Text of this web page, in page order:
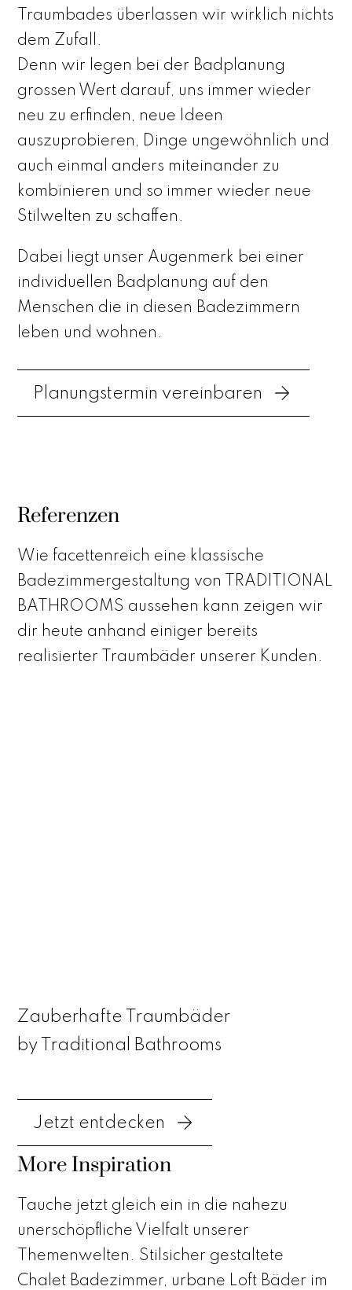
Traumbades überlassen wir wirklich nichts
dem Zufall.
Denn wir legen bei der Badplanung
grossen Wert darauf, uns immer wieder
neu zu erfinden, neue Ideen
auszuprobieren, Dinge ungewöhnlich und
auch einmal anders miteinander zu
kombinieren und so immer wieder neue
Stilwelten zu schaffen.
Dabei liegt unser Augenmerk bei einer
individuellen Badplanung auf den
Menschen die in diesen Badezimmern
leben und wohnen.
Planungstermin vereinbaren
Referenzen
Wie facettenreich eine klassische
Badezimmergestaltung von TRADITIONAL
BATHROOMS aussehen kann zeigen wir
dir heute anhand einiger bereits
realisierter Traumbäder unserer Kunden.
Zauberhafte Traumbäder
by Traditional Bathrooms
Jetzt entdecken
More Inspiration
Tauche jetzt gleich ein in die nahezu
unerschöpfliche Vielfalt unserer
Themenwelten. Stilsicher gestaltete
Chalet Badezimmer, urbane Loft Bäder im